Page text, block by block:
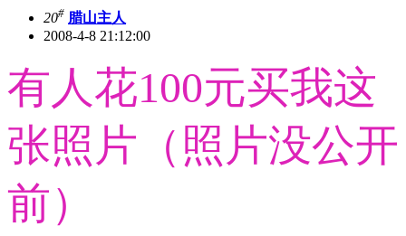
20# 腊山主人
2008-4-8 21:12:00
有人花100元买我这
张照片（照片没公开
前）